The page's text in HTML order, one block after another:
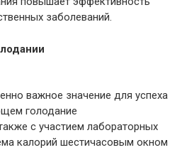
заболеваний.
важное значение для успеха
голодание
с участием лабораторных
калорий шестичасовым окном